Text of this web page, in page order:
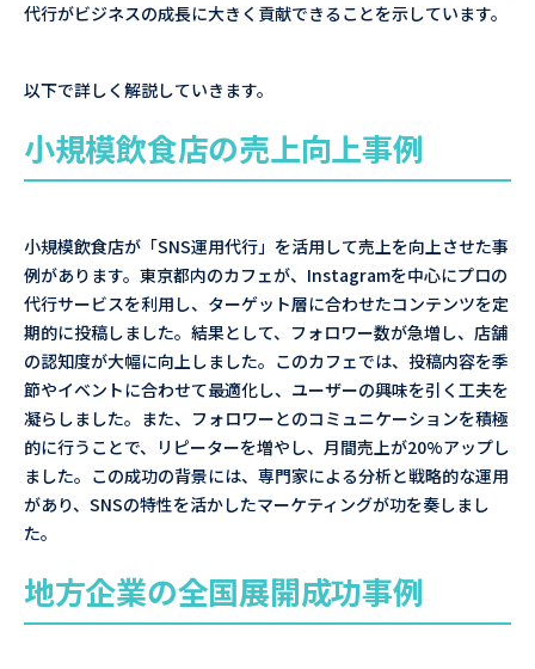
代行がビジネスの成長に大きく貢献できることを示しています。
以下で詳しく解説していきます。
小規模飲食店の売上向上事例
小規模飲食店が「SNS運用代行」を活用して売上を向上させた事
例があります。東京都内のカフェが、Instagramを中心にプロの
代行サービスを利用し、ターゲット層に合わせたコンテンツを定
期的に投稿しました。結果として、フォロワー数が急増し、店舗
の認知度が大幅に向上しました。このカフェでは、投稿内容を季
節やイベントに合わせて最適化し、ユーザーの興味を引く工夫を
凝らしました。また、フォロワーとのコミュニケーションを積極
的に行うことで、リピーターを増やし、月間売上が20%アップし
ました。この成功の背景には、専門家による分析と戦略的な運用
があり、SNSの特性を活かしたマーケティングが功を奏しまし
た。
地方企業の全国展開成功事例